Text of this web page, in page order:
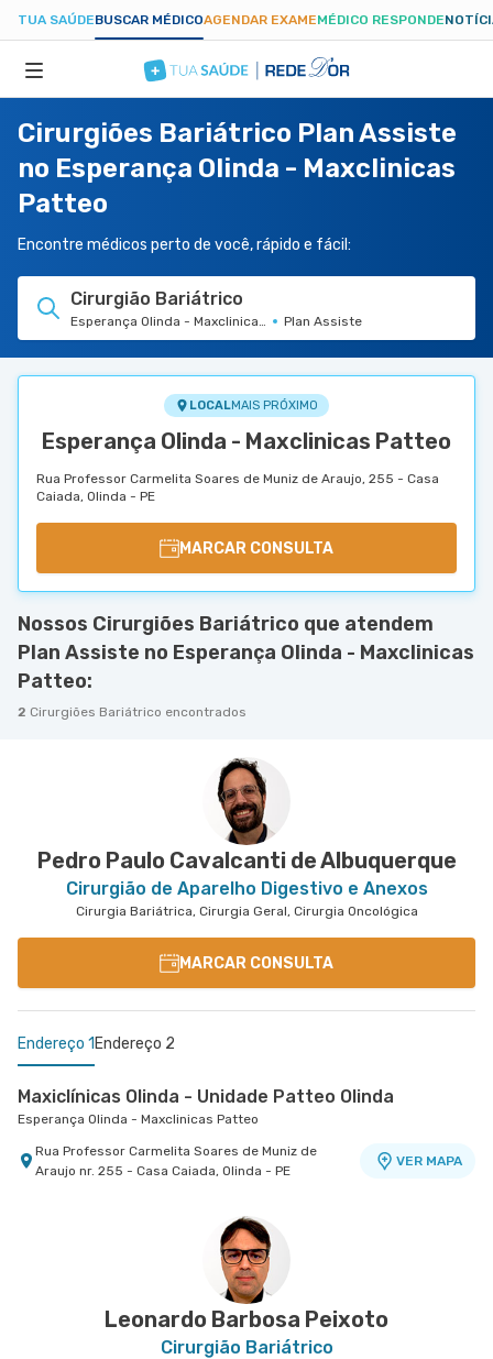
TUA SAÚDEBUSCAR MÉDICOAGENDAR EXAMEMÉDICO RESPONDE
ESPECIALIDADES
HOSPITAIS
TUASAUDE.COM
Cirurgiões Bariátrico Plan Assiste
no Esperança Olinda - Maxclinicas
Patteo
Encontre médicos perto de você, rápido e fácil:
Cirurgião Bariátrico
Esperança Olinda - Maxclinicas PatteoPlan Assiste
LOCALMAIS PRÓXIMO
Esperança Olinda - Maxclinicas Patteo
Rua Professor Carmelita Soares de Muniz de Araujo, 255 - Casa
Caiada, Olinda - PE
MARCAR CONSULTA
Nossos Cirurgiões Bariátrico que atendem
Plan Assiste no Esperança Olinda - Maxclinicas
Patteo:
2 Cirurgiões Bariátrico encontrados
Pedro Paulo Cavalcanti de Albuquerque
Cirurgião de Aparelho Digestivo e Anexos
Cirurgia Bariátrica, Cirurgia Geral, Cirurgia Oncológica
MARCAR CONSULTA
Endereço 1 Endereço 2
Maxiclínicas Olinda - Unidade Patteo Olinda
Esperança Olinda - Maxclinicas Patteo
Rua Professor Carmelita Soares de Muniz de
Araujo nr. 255 - Casa Caiada, Olinda - PE
VER MAPA
Esperança Recife - Maxclínicas Charles Darwin
Rua Senador Jose Henrique nr. 231 31° Andar -
Leonardo Barbosa Peixoto
Cirurgião Bariátrico